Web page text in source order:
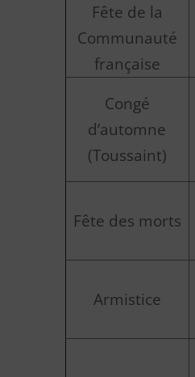
Fête de la
Communauté
française
Congé
d’automne
(Toussaint)
Fête des morts
Armistice